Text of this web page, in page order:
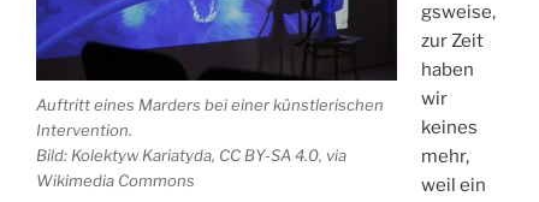
Auftritt eines Marders bei einer künstlerischen
Intervention.
Bild: Kolektyw Kariatyda, CC BY-SA 4.0, via
Wikimedia Commons
gsweise,
zur Zeit
haben
wir
keines
mehr,
weil ein